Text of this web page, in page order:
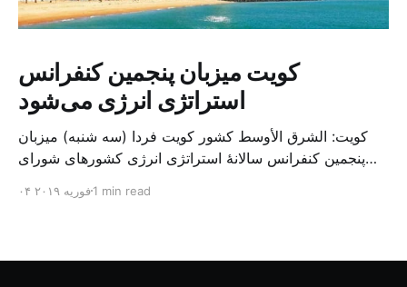
کویت میزبان پنجمین کنفرانس
استراتژی انرژی می‌شود
کویت: الشرق الأوسط کشور کویت فردا (سه شنبه) میزبان
پنجمین کنفرانس سالانهٔ استراتژی انرژی کشورهای شورای
متخصص از شرکت‌های جهانی نفت و گاز در این کنفرانس
۰۴ فوریه ۲۰۱۹1 min read